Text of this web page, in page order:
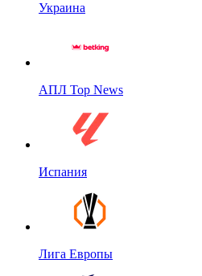
Украина
АПЛ Top News
Испания
Лига Европы